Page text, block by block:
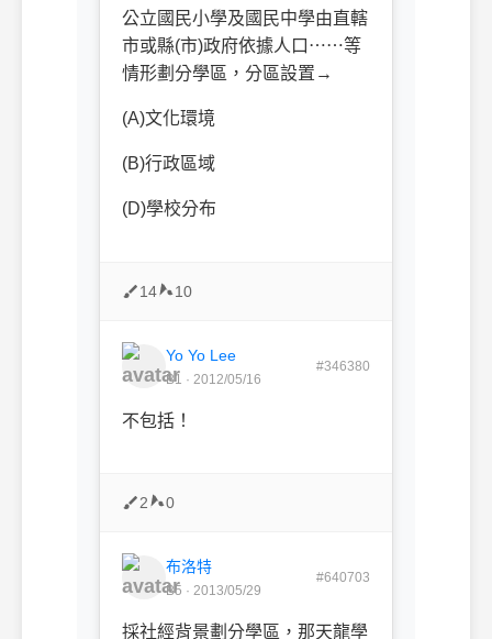
公立國民小學及國民中學由直轄
市或縣(市)政府依據人口⋯⋯等
情形劃分學區，分區設置→
(A)文化環境
(B)行政區域
(D)學校分布
14 10
Yo Yo Lee
B1 · 2012/05/16
#346380
不包括！
2 0
布洛特
B5 · 2013/05/29
#640703
採社經背景劃分學區，那天龍學